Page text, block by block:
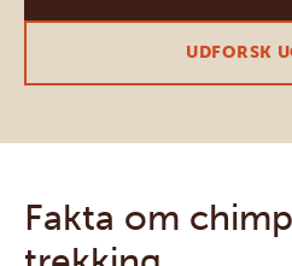
UDFORSK
Fakta om